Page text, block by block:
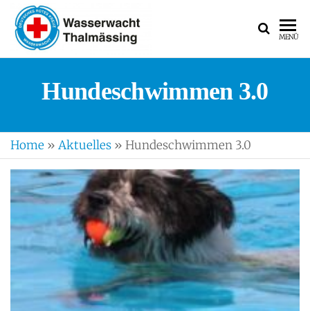
MENÜ
Hundeschwimmen 3.0
Home » Aktuelles » Hundeschwimmen 3.0